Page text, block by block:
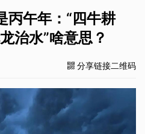
午年：“四牛耕
治水”啥意思？
分享链接二维码